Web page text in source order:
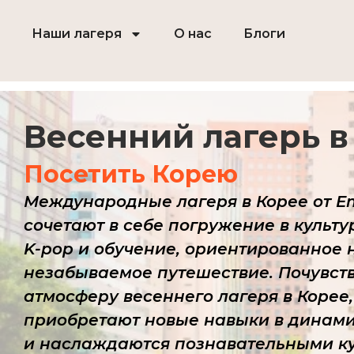
Наши лагеря О нас Блоги
Весенний лагерь
Посетить Корею
Международные лагеря в Корее от
сочетают в себе погружение в
K-pop и обучение, ориентированное
незабываемое путешествие.
атмосферу весеннего лагеря в
приобретают новые навыки в
и наслаждаются познавательными